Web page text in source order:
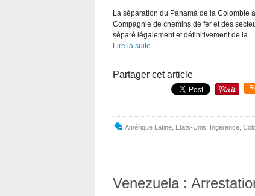
La séparation du Panamá de la Colombie
Compagnie de chemins de fer et des
séparé légalement et définitivement de la...
Lire la suite
Partager cet article
Amérique Latine Etats-Unis Ingérence
Venezuela :